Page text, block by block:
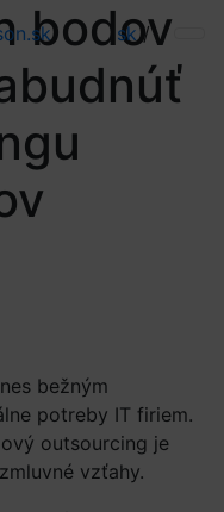
sk/
bodov
bežným
potreby IT firiem.
outsourcing je
vzťahy.